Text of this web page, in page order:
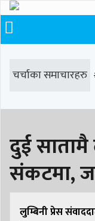
चर्चाका समाचारहरु
# मृत्यु # सडक दुर्घटना
# समृद्धि एकेडेमी #
# रुपन्देही # रुपन्देही २
# सिद्धबाबा # बुटवल
दुई
संकटमा,
लुम्बिनी प्रेस